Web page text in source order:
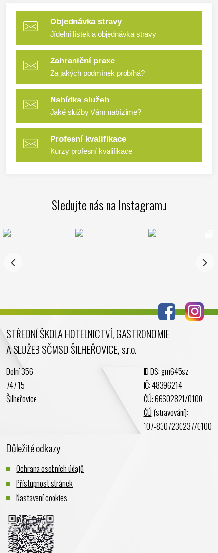
Objednávka stravy
Jídelní lístek a objednávka stravy
Zahraniční praxe
Za jakých podmínek probíhá?
Nabídka služeb
Jaké služby Vám nabízíme?
Profesní kvalifikace
Kurzy profesní kvalifikace
Sledujte nás na Instagramu
STŘEDNÍ ŠKOLA HOTELNICTVÍ, GASTRONOMIE
A SLUŽEB SČMSD ŠILHEŘOVICE, s.r.o.
Dolní 356
747 15
Šilheřovice
ID DS: gm645sz
IČ: 48396214
ČÚ:66602821/0100
ČÚ (stravování):
107-8307230237/0100
Důležité odkazy
Ochrana osobních údajů
Přístupnost stránek
Nastavení cookies